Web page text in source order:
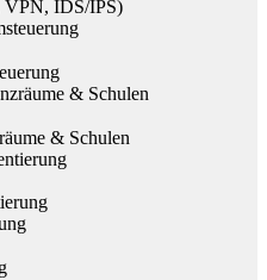
VPN, IDS/IPS)
& Schulen